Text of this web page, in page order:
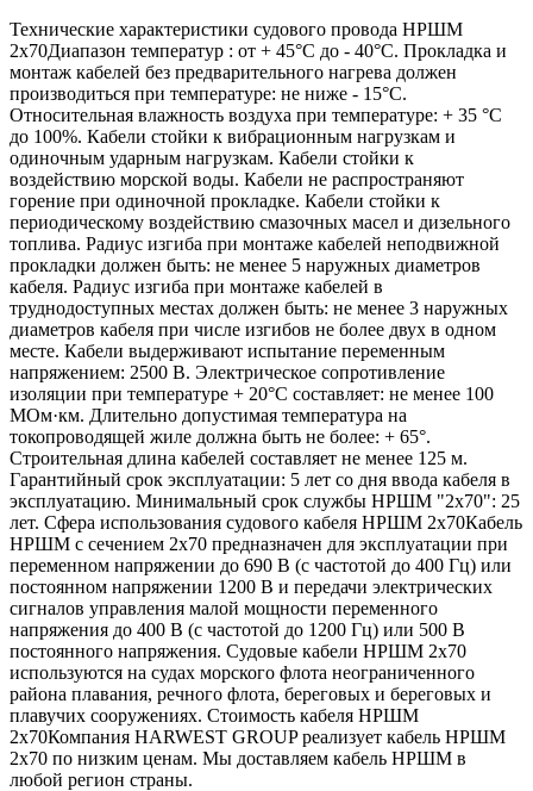
Технические характеристики судового провода НРШМ
2х70Диапазон температур : от + 45°С до - 40°С. Прокладка и
монтаж кабелей без предварительного нагрева должен
производиться при температуре: не ниже - 15°С.
Относительная влажность воздуха при температуре: + 35 °С
до 100%. Кабели стойки к вибрационным нагрузкам и
одиночным ударным нагрузкам. Кабели стойки к
воздействию морской воды. Кабели не распространяют
горение при одиночной прокладке. Кабели стойки к
периодическому воздействию смазочных масел и дизельного
топлива. Радиус изгиба при монтаже кабелей неподвижной
прокладки должен быть: не менее 5 наружных диаметров
кабеля. Радиус изгиба при монтаже кабелей в
труднодоступных местах должен быть: не менее 3 наружных
диаметров кабеля при числе изгибов не более двух в одном
месте. Кабели выдерживают испытание переменным
напряжением: 2500 В. Электрическое сопротивление
изоляции при температуре + 20°С составляет: не менее 100
МОм·км. Длительно допустимая температура на
токопроводящей жиле должна быть не более: + 65°.
Строительная длина кабелей составляет не менее 125 м.
Гарантийный срок эксплуатации: 5 лет со дня ввода кабеля в
эксплуатацию. Минимальный срок службы НРШМ "2х70": 25
лет. Сфера использования судового кабеля НРШМ 2х70Кабель
НРШМ с сечением 2х70 предназначен для эксплуатации при
переменном напряжении до 690 В (с частотой до 400 Гц) или
постоянном напряжении 1200 В и передачи электрических
сигналов управления малой мощности переменного
напряжения до 400 В (с частотой до 1200 Гц) или 500 В
постоянного напряжения. Судовые кабели НРШМ 2х70
используются на судах морского флота неограниченного
района плавания, речного флота, береговых и береговых и
плавучих сооружениях. Стоимость кабеля НРШМ
2х70Компания HARWEST GROUP реализует кабель НРШМ
2х70 по низким ценам. Мы доставляем кабель НРШМ в
любой регион страны.